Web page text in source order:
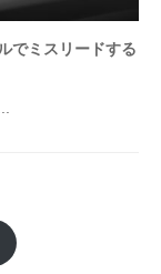
でミスリードする